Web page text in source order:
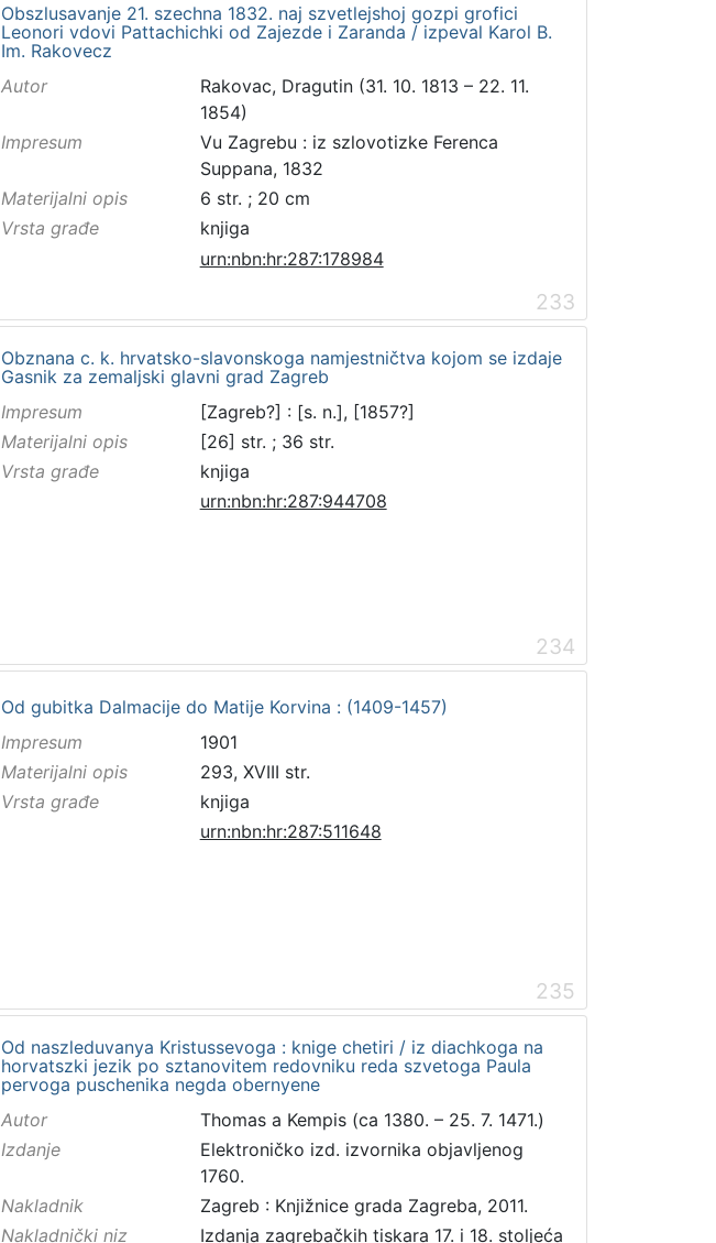
Obszlusavanje 21. szechna 1832. naj szvetlejshoj gozpi grofici
Leonori vdovi Pattachichki od Zajezde i Zaranda / izpeval Karol B.
Im. Rakovecz
Autor
Rakovac, Dragutin (31. 10. 1813 – 22. 11.
1854)
Impresum
Vu Zagrebu : iz szlovotizke Ferenca
Suppana, 1832
Materijalni opis
6 str. ; 20 cm
Vrsta građe
knjiga
urn:nbn:hr:287:178984
233
Obznana c. k. hrvatsko-slavonskoga namjestničtva kojom se izdaje
Gasnik za zemaljski glavni grad Zagreb
Impresum
[Zagreb?] : [s. n.], [1857?]
Materijalni opis
[26] str. ; 36 str.
Vrsta građe
knjiga
urn:nbn:hr:287:944708
234
Od gubitka Dalmacije do Matije Korvina : (1409-1457)
Impresum
1901
Materijalni opis
293, XVIII str.
Vrsta građe
knjiga
urn:nbn:hr:287:511648
235
Od naszleduvanya Kristussevoga : knige chetiri / iz diachkoga na
horvatszki jezik po sztanovitem redovniku reda szvetoga Paula
pervoga puschenika negda obernyene
Autor
Thomas a Kempis (ca 1380. – 25. 7. 1471.)
Izdanje
Elektroničko izd. izvornika objavljenog
1760.
Nakladnik
Zagreb : Knjižnice grada Zagreba, 2011.
Nakladnički niz
Izdanja zagrebačkih tiskara 17. i 18. stoljeća